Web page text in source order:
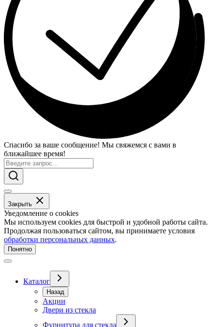
Спасибо за ваше сообщение! Мы свяжемся с вами в
ближайшее время!
Закрыть
Уведомление о cookies
Мы используем cookies для быстрой и удобной работы сайта.
Продолжая пользоваться сайтом, вы принимаете условия
обработки персональных данных.
Понятно
Каталог
Назад
Акции
Двери из стекла
Фурнитура для стекла